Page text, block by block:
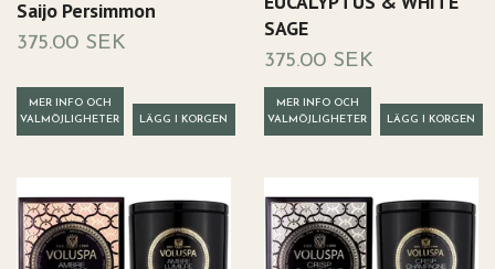
Saijo Persimmon
375.00 SEK
MER INFO OCH
VALMÖJLIGHETER
SAGE
375.00 SEK
MER INFO OCH
VALMÖJLIGHETER